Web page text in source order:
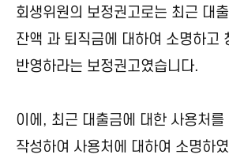
회생위원의 보정권고로는 최근 대
잔액 과 퇴직금에 대하여 소명하고
반영하라는 보정권고였습니다.
이에, 최근 대출금에 대한 사용처
작성하여 사용처에 대하여 소명하